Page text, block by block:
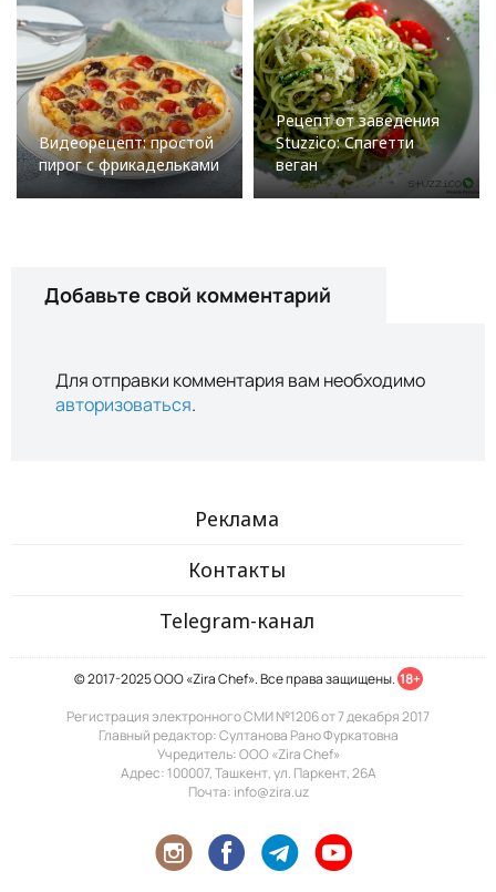
Видеорецепт: простой
пирог с фрикадельками
Рецепт от заведения
Stuzzico: Спагетти
веган
Добавьте свой комментарий
Для отправки комментария вам необходимо
авторизоваться.
Реклама
Контакты
Telegram-канал
© 2017-2025 ООО «Zira Chef». Все права защищены. 18+
Регистрация электронного СМИ №1206 от 7 декабря 2017
Главный редактор: Султанова Рано Фуркатовна
Учредитель: ООО «Zira Chef»
Адрес: 100007, Ташкент, ул. Паркент, 26А
Почта: info@zira.uz